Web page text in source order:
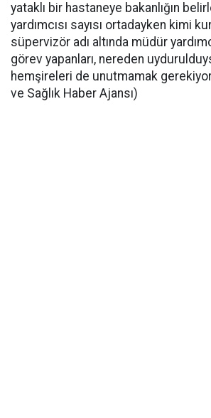
yataklı bir hastaneye bakanlığın
yardımcısı sayısı ortadayken kimi
süpervizör adı altında müdür
görev yapanları, nereden
hemşireleri de unutmamak
ve Sağlık Haber Ajansı)